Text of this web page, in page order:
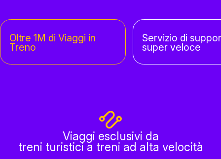
Oltre 1M di Viaggi in
Treno
Servizio di
super veloce
Viaggi esclusivi da
treni turistici a treni ad alta velocità